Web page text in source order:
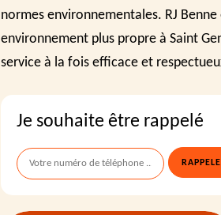
normes environnementales. RJ
environnement plus propre à Saint
service à la fois efficace et
Je souhaite être rappelé